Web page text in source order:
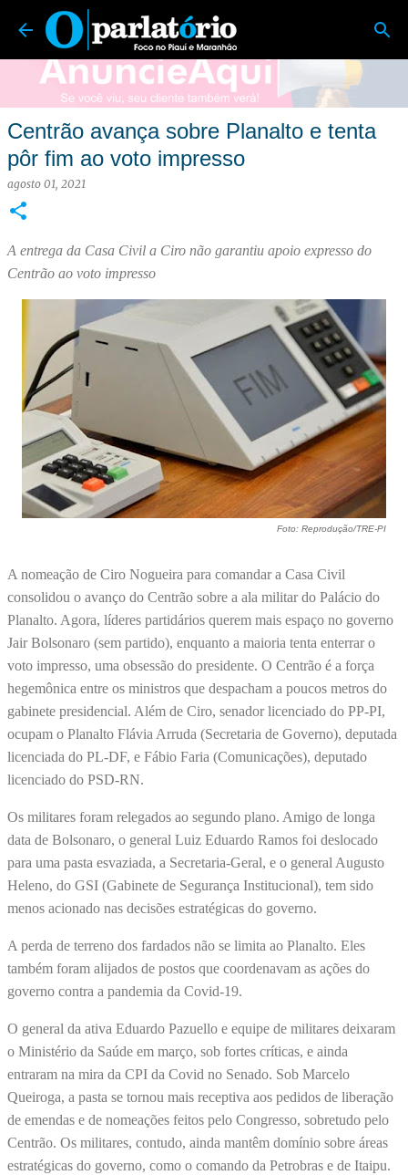
Pular para o conteúdo principal
O Parlatório | Foco no Piauí e Maranhão
Centrão avança sobre Planalto e tenta
pôr fim ao voto impresso
agosto 01, 2021
A entrega da Casa Civil a Ciro não garantiu apoio expresso do
Centrão ao voto impresso
Foto: Reprodução/TRE-PI
A nomeação de Ciro Nogueira para comandar a Casa Civil
consolidou o avanço do Centrão sobre a ala militar do Palácio do
Planalto. Agora, líderes partidários querem mais espaço no governo
Jair Bolsonaro (sem partido), enquanto a maioria tenta enterrar o
voto impresso, uma obsessão do presidente. O Centrão é a força
hegemônica entre os ministros que despacham a poucos metros do
gabinete presidencial. Além de Ciro, senador licenciado do PP-PI,
ocupam o Planalto Flávia Arruda (Secretaria de Governo), deputada
licenciada do PL-DF, e Fábio Faria (Comunicações), deputado
licenciado do PSD-RN.
Os militares foram relegados ao segundo plano. Amigo de longa
data de Bolsonaro, o general Luiz Eduardo Ramos foi deslocado
para uma pasta esvaziada, a Secretaria-Geral, e o general Augusto
Heleno, do GSI (Gabinete de Segurança Institucional), tem sido
menos acionado nas decisões estratégicas do governo.
A perda de terreno dos fardados não se limita ao Planalto. Eles
também foram alijados de postos que coordenavam as ações do
governo contra a pandemia da Covid-19.
O general da ativa Eduardo Pazuello e equipe de militares deixaram
o Ministério da Saúde em março, sob fortes críticas, e ainda
entraram na mira da CPI da Covid no Senado. Sob Marcelo
Queiroga, a pasta se tornou mais receptiva aos pedidos de liberação
de emendas e de nomeações feitos pelo Congresso, sobretudo pelo
Centrão. Os militares, contudo, ainda mantêm domínio sobre áreas
estratégicas do governo, como o comando da Petrobras e de Itaipu.